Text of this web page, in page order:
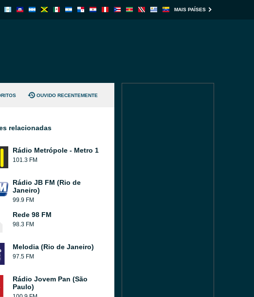
MAIS PAÍSES
OUVIDO RECENTEMENTE
relacionadas
Rádio Metrópole - Metro 1
101.3 FM
Rádio JB FM (Rio de
Janeiro)
99.9 FM
Rede 98 FM
98.3 FM
Melodia (Rio de Janeiro)
97.5 FM
Rádio Jovem Pan (São
Paulo)